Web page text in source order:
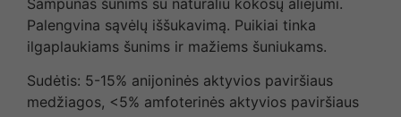
Palengvina sąvėlų iššukavimą. Puikiai tinka
ilgaplaukiams šunims ir mažiems šuniukams.
Sudėtis: 5-15% anijoninės aktyvios paviršiaus
medžiagos, <5% amfoterinės aktyvios paviršiaus